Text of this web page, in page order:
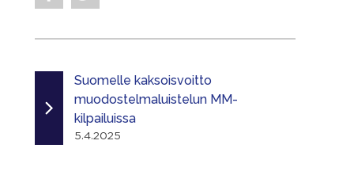
Suomelle kaksoisvoitto
muodostelmaluistelun MM-
kilpailuissa
5.4.2025